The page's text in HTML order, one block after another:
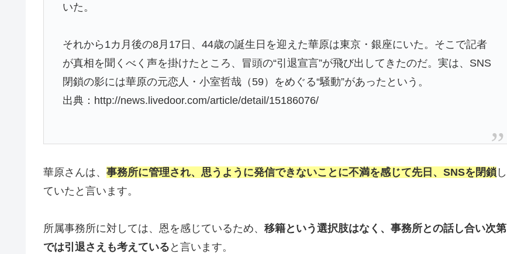
いた。
それから1カ月後の8月17日、44歳の誕生日を迎えた華原は東京・銀座にいた。そこで記者
が真相を聞くべく声を掛けたところ、冒頭の“引退宣言”が飛び出してきたのだ。実は、SNS
閉鎖の影には華原の元恋人・小室哲哉（59）をめぐる“騒動”があったという。
出典：http://news.livedoor.com/article/detail/15186076/
華原さんは、 事務所に管理され、思うように発信できないことに不満を感じて先日、SNSを閉鎖 し
ていたと言います。
所属事務所に対しては、恩を感じているため、 移籍という選択肢はなく、事務所との話し合い次第
では引退さえも考えている と言います。